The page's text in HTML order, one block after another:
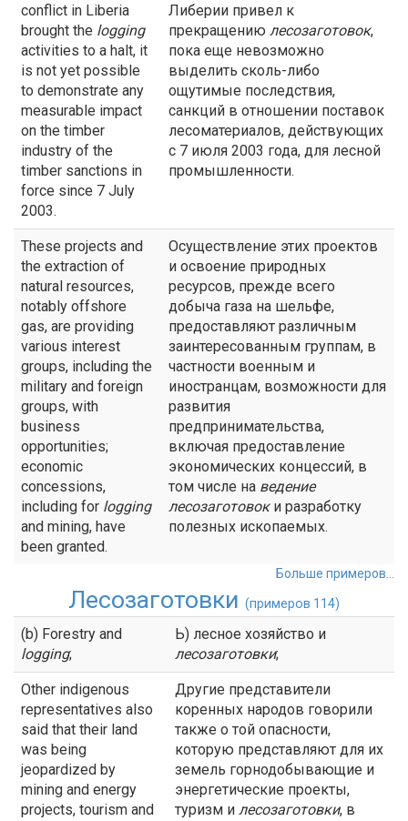
conflict in Liberia
brought the logging
activities to a halt, it
is not yet possible
to demonstrate any
measurable impact
on the timber
industry of the
timber sanctions in
force since 7 July
2003.
Либерии привел к
прекращению лесозаготовок,
пока еще невозможно
выделить сколь-либо
ощутимые последствия,
санкций в отношении поставок
лесоматериалов, действующих
с 7 июля 2003 года, для лесной
промышленности.
These projects and
the extraction of
natural resources,
notably offshore
gas, are providing
various interest
groups, including the
military and foreign
groups, with
business
opportunities;
economic
concessions,
including for logging
and mining, have
been granted.
Осуществление этих проектов
и освоение природных
ресурсов, прежде всего
добыча газа на шельфе,
предоставляют различным
заинтересованным группам, в
частности военным и
иностранцам, возможности для
развития
предпринимательства,
включая предоставление
экономических концессий, в
том числе на ведение
лесозаготовоки разработку
полезных ископаемых.
Больше примеров...
Лесозаготовки (примеров 114)
(b) Forestry and
logging;
Ь) лесное хозяйство и
лесозаготовки;
Other indigenous
representatives also
said that their land
was being
jeopardized by
mining and energy
projects, tourism and
Другие представители
коренных народов говорили
также о той опасности,
которую представляют для их
земель горнодобывающие и
энергетические проекты,
туризм и лесозаготовки, в